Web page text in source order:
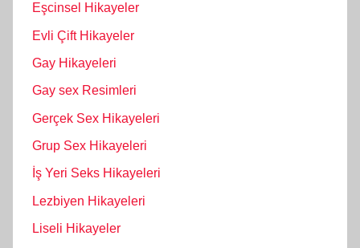
Eşcinsel Hikayeler
Evli Çift Hikayeler
Gay Hikayeleri
Gay sex Resimleri
Gerçek Sex Hikayeleri
Grup Sex Hikayeleri
İş Yeri Seks Hikayeleri
Lezbiyen Hikayeleri
Liseli Hikayeler